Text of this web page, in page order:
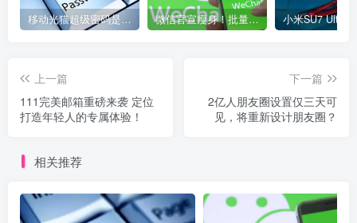
移动光猫超级密码是多少？移动光猫超级管理员后台账号与密码 微信官宣瘦身！批量清理原图新功能来了 安卓、iOS均可使用
上一篇
111完美邮箱重磅来袭 定位
打造年轻人的专属体验！
下一篇
2亿人朋友圈设置仅三天可
见，将重新设计朋友圈？
相关推荐